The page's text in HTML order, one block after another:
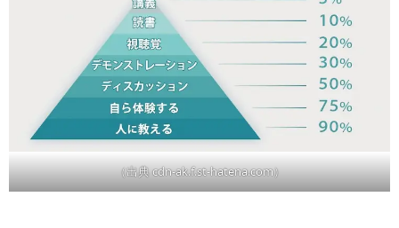
（出典 cdn-ak.f.st-hatena.com）